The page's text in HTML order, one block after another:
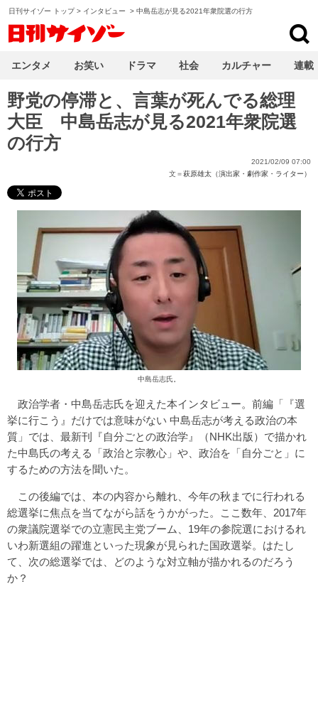
日刊サイゾー トップ> インタビュー > 中島岳志が見る2021年衆院選の行方
野党の停滞と、言葉が死んでる総理
大臣 中島岳志が見る2021年衆院選
の行方
2021/02/09 07:00
文＝萩原雄太（演出家・劇作家・ライター）
中島岳志氏。
政治学者・中島岳志氏を迎えた本インタビュー。 前編「『選
挙に行こう』だけでは意味がない 中島岳志が考える政治の本
質」 では、最新刊『自分ごとの政治学』（NHK出版）で描かれ
た中島氏の考える「政治と宗教心」や、政治を「自分ごと」に
するための方法を聞いた。
この後編では、本の内容から離れ、今年の秋までに行われる
総選挙に焦点を当てながら話をうかがった。ここ数年、2017年
の衆議院選挙での立憲民主党ブーム、19年の参院選におけるれ
いわ新選組の躍進といった現象が見られた国政選挙。はたし
て、次の総選挙では、どのような対立軸が描かれるのだろう
か？
エンタメ お笑い ドラマ 社会 カルチャー 連載